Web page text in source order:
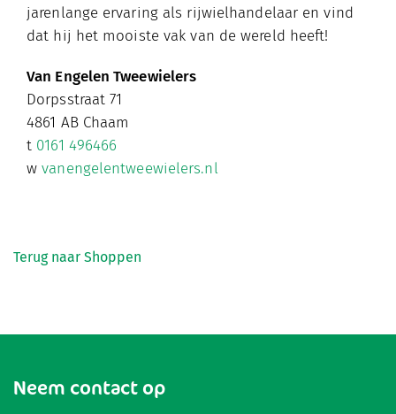
jarenlange ervaring als rijwielhandelaar en vind
dat hij het mooiste vak van de wereld heeft!
Van Engelen Tweewielers
Dorpsstraat 71
4861 AB Chaam
t 0161 496466
wvanengelentweewielers.nl
Terug naar Shoppen
Neem contact op